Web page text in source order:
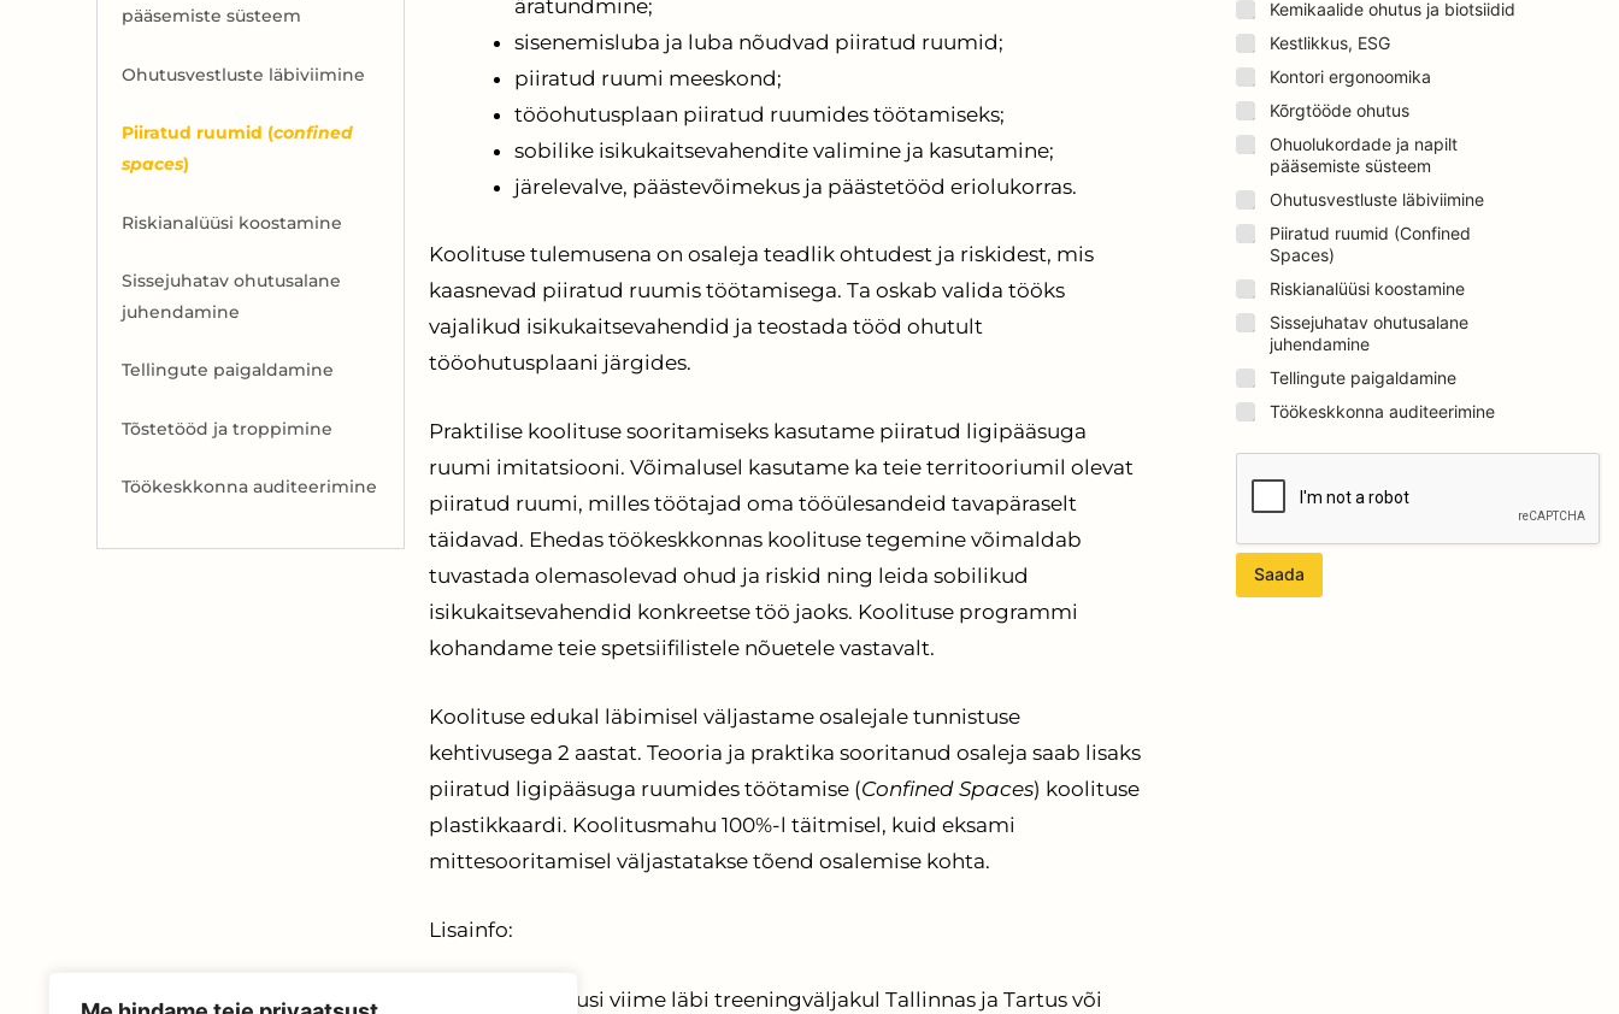
pääsemiste süsteem
Ohutusvestluste läbiviimine
Piiratud ruumid (confined
spaces)
Riskianalüüsi koostamine
Sissejuhatav ohutusalane
juhendamine
Tellingute paigaldamine
Tõstetööd ja troppimine
Töökeskkonna auditeerimine
äratundmine;
sisenemisluba ja luba nõudvad piiratud ruumid;
piiratud ruumi meeskond;
tööohutusplaan piiratud ruumides töötamiseks;
sobilike isikukaitsevahendite valimine ja kasutamine;
järelevalve, päästevõimekus ja päästetööd eriolukorras.
Koolituse tulemusena on osaleja teadlik ohtudest ja riskidest, mis
kaasnevad piiratud ruumis töötamisega. Ta oskab valida tööks
vajalikud isikukaitsevahendid ja teostada tööd ohutult
tööohutusplaani järgides.
Praktilise koolituse sooritamiseks kasutame piiratud ligipääsuga
ruumi imitatsiooni. Võimalusel kasutame ka teie territooriumil olevat
piiratud ruumi, milles töötajad oma tööülesandeid tavapäraselt
täidavad. Ehedas töökeskkonnas koolituse tegemine võimaldab
tuvastada olemasolevad ohud ja riskid ning leida sobilikud
isikukaitsevahendid konkreetse töö jaoks. Koolituse programmi
kohandame teie spetsiifilistele nõuetele vastavalt.
Koolituse edukal läbimisel väljastame osalejale tunnistuse
kehtivusega 2 aastat. Teooria ja praktika sooritanud osaleja saab lisaks
piiratud ligipääsuga ruumides töötamise (Confined Spaces) koolituse
plastikkaardi. Koolitusmahu 100%-l täitmisel, kuid eksami
mittesooritamisel väljastatakse tõend osalemise kohta.
Lisainfo:
Koolitusi viime läbi treeningväljakul Tallinnas ja Tartus või
Kemikaalide ohutus ja biotsiidid
Kestlikkus, ESG
Kontori ergonoomika
Kõrgtööde ohutus
Ohuolukordade ja napilt
pääsemiste süsteem
Ohutusvestluste läbiviimine
Piiratud ruumid (Confined
Spaces)
Riskianalüüsi koostamine
Sissejuhatav ohutusalane
juhendamine
Tellingute paigaldamine
Töökeskkonna auditeerimine
Saada